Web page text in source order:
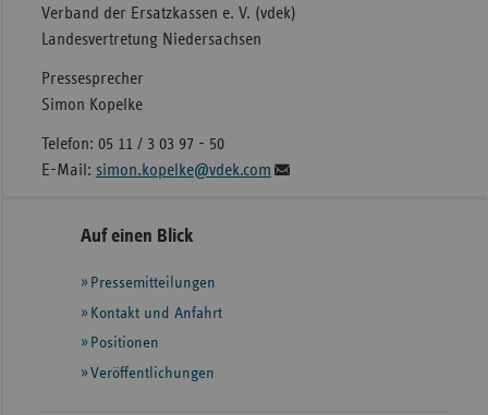
Verband der Ersatzkassen e. V. (vdek)
Landesvertretung Niedersachsen
Pressesprecher
Simon Kopelke
Telefon: 05 11 / 3 03 97 - 50
E-Mail: simon.kopelke@vdek.com
Seitennavigation
Seitenleiste
weiteren
Informationen
Auf einen Blick
Pressemitteilungen
Kontakt und Anfahrt
Positionen
Veröffentlichungen